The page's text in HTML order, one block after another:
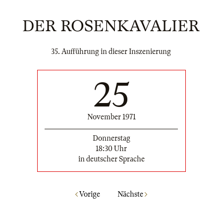
DER ROSENKAVALIER
35. Aufführung in dieser Inszenierung
25
November 1971
Donnerstag
18:30 Uhr
in deutscher Sprache
Vorige Nächste